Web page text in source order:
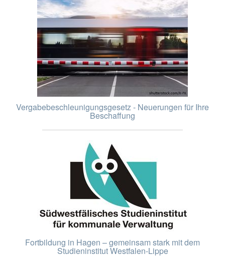
Vergabebeschleunigungsgesetz - Neuerungen für Ihre
Beschaffung
Fortbildung in Hagen – gemeinsam stark mit dem
Studieninstitut Westfalen-Lippe